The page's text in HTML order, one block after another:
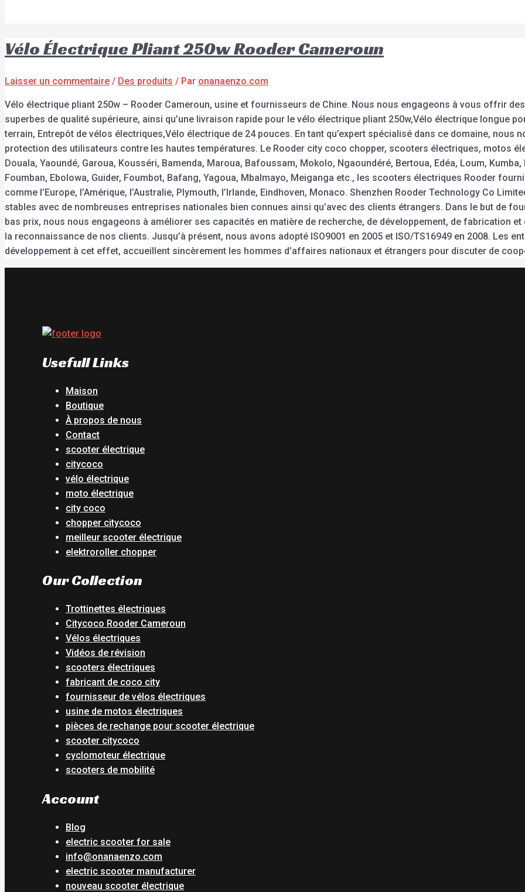
Vélo Électrique Pliant 250w Rooder Cameroun
Laisser un commentaire / Des produits / Par onanaenzo.com
Vélo électrique pliant 250w – Rooder Cameroun, usine et fournisseurs de Chine. Nous nous engageons à vous offrir
superbes de qualité supérieure, ainsi qu’une livraison rapide pour le vélo électrique pliant 250w,Vélo électrique longue
terrain, Entrepôt de vélos électriques,Vélo électrique de 24 pouces. En tant qu’expert spécialisé dans ce domaine, nous
protection des utilisateurs contre les hautes températures. Le Rooder city coco chopper, scooters électriques, motos
Douala, Yaoundé, Garoua, Kousséri, Bamenda, Maroua, Bafoussam, Mokolo, Ngaoundéré, Bertoua, Edéa, Loum,
Foumban, Ebolowa, Guider, Foumbot, Bafang, Yagoua, Mbalmayo, Meiganga etc., les scooters électriques Rooder
comme l’Europe, l’Amérique, l’Australie, Plymouth, l’Irlande, Eindhoven, Monaco. Shenzhen Rooder Technology Co
stables avec de nombreuses entreprises nationales bien connues ainsi qu’avec des clients étrangers. Dans le but de
bas prix, nous nous engageons à améliorer ses capacités en matière de recherche, de développement, de fabrication
la reconnaissance de nos clients. Jusqu’à présent, nous avons adopté ISO9001 en 2005 et ISO/TS16949 en 2008. Les
développement à cet effet, accueillent sincèrement les hommes d’affaires nationaux et étrangers pour discuter de
Usefull Links
Maison
Boutique
À propos de nous
Contact
scooter électrique
citycoco
vélo électrique
moto électrique
city coco
chopper citycoco
meilleur scooter électrique
elektroroller chopper
Our Collection
Trottinettes électriques
Citycoco Rooder Cameroun
Vélos électriques
Vidéos de révision
scooters électriques
fabricant de coco city
fournisseur de vélos électriques
usine de motos électriques
pièces de rechange pour scooter électrique
scooter citycoco
cyclomoteur électrique
scooters de mobilité
Account
Blog
electric scooter for sale
info@onanaenzo.com
electric scooter manufacturer
nouveau scooter électrique